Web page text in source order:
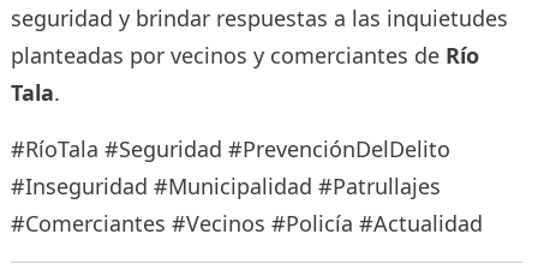
seguridad y brindar respuestas a las inquietudes
planteadas por vecinos y comerciantes de Río
Tala.
#RíoTala #Seguridad #PrevenciónDelDelito
#Inseguridad #Municipalidad #Patrullajes
#Comerciantes #Vecinos #Policía #Actualidad